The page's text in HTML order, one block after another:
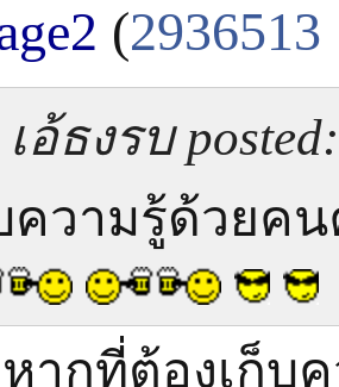
(2936513
อ้ธงรบ
ความรู้ด้วยค
ากที่ต้องเก็บ